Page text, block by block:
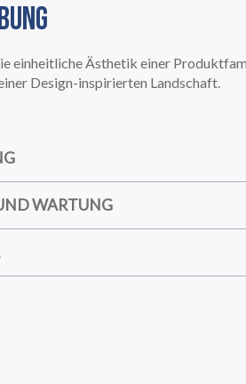
einheitliche Ästhetik einer
Design-inspirierten Landschaft.
WARTUNG